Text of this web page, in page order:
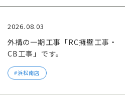
2026.08.03
外構の一期工事「RC擁壁工事・
CB工事」です。
浜松南店